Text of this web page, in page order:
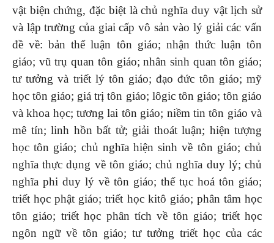
vật biện chứng, đặc biệt là chủ nghĩa duy vật lịch sử
và lập trường của giai cấp vô sản vào lý giải các vấn
đề về: bản thể luận tôn giáo; nhận thức luận tôn
giáo; vũ trụ quan tôn giáo; nhân sinh quan tôn giáo;
tư tưởng và triết lý tôn giáo; đạo đức tôn giáo; mỹ
học tôn giáo; giá trị tôn giáo; lôgic tôn giáo; tôn giáo
và khoa học; tương lai tôn giáo; niềm tin tôn giáo và
mê tín; linh hồn bất tử; giải thoát luận; hiện tượng
học tôn giáo; chủ nghĩa hiện sinh về tôn giáo; chủ
nghĩa thực dụng về tôn giáo; chủ nghĩa duy lý; chủ
nghĩa phi duy lý về tôn giáo; thế tục hoá tôn giáo;
triết học phật giáo; triết học kitô giáo; phân tâm học
tôn giáo; triết học phân tích về tôn giáo; triết học
ngôn ngữ về tôn giáo; tư tưởng triết học của các